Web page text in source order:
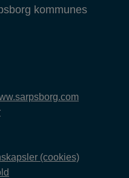
kommunes
(cookies)